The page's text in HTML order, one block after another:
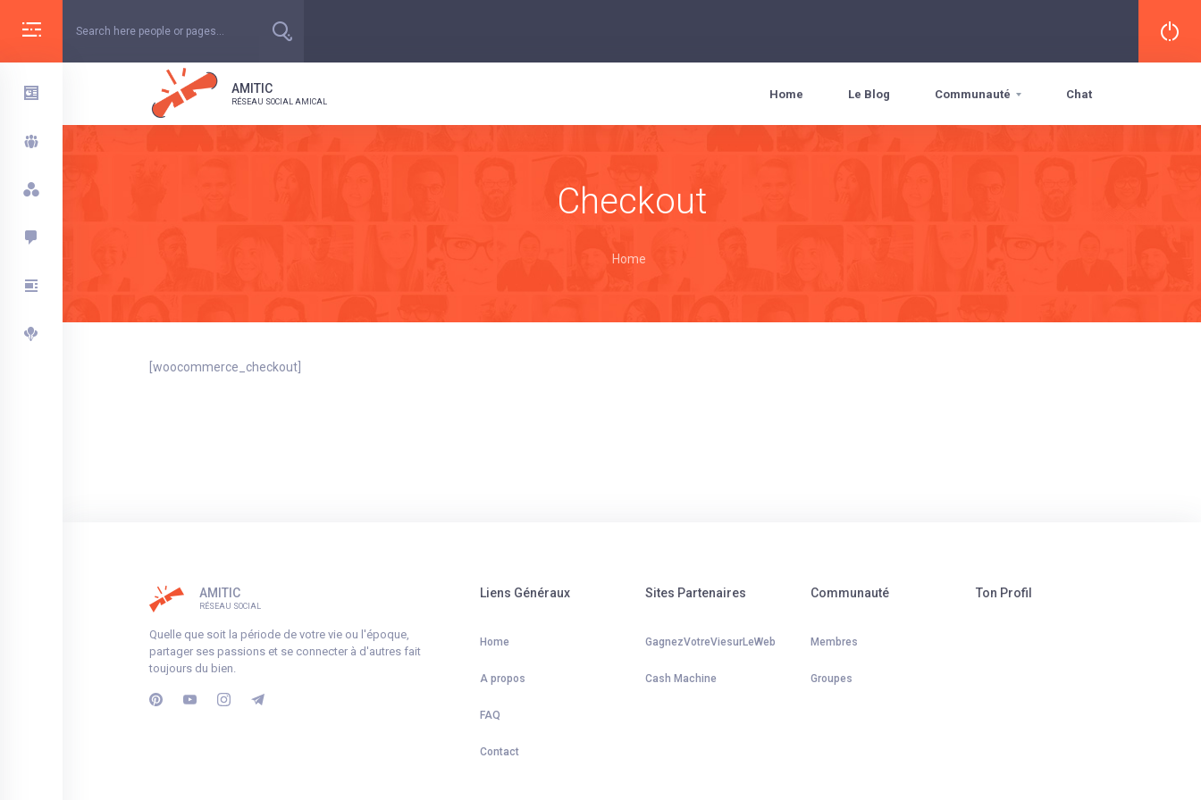
AMITIC
RÉSEAU SOCIAL AMICAL
Home Le Blog Communauté Chat
Checkout
Home
[woocommerce_checkout]
AMITIC
RÉSEAU SOCIAL
Quelle que soit la période de votre vie ou l'époque,
partager ses passions et se connecter à d'autres fait
toujours du bien.
Liens Généraux
Home
A propos
FAQ
Contact
Sites Partenaires
GagnezVotreViesurLeWeb
Cash Machine
Communauté
Membres
Groupes
Ton Profil